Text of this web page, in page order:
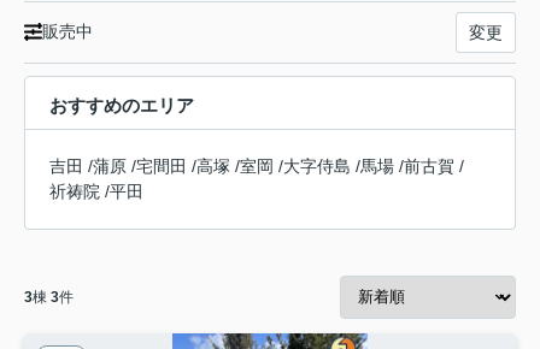
販売中 変更
おすすめのエリア
吉田 /蒲原 /宅間田 /高塚 /室岡 /大字侍島 /馬場 /前古賀 /
祈祷院 /平田
3棟 3件